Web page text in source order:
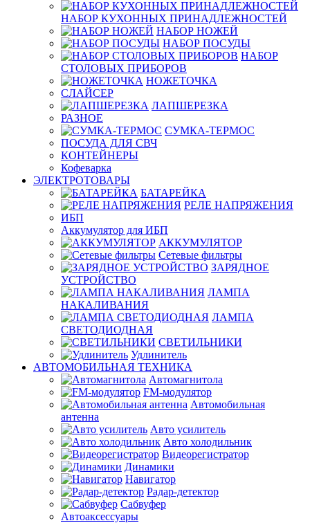
НАБОР КУХОННЫХ ПРИНАДЛЕЖНОСТЕЙ
НАБОР НОЖЕЙ
НАБОР ПОСУДЫ
НАБОР
СТОЛОВЫХ ПРИБОРОВ
НОЖЕТОЧКА
СЛАЙСЕР
ЛАПШЕРЕЗКА
РАЗНОЕ
СУМКА-ТЕРМОС
ПОСУДА ДЛЯ СВЧ
КОНТЕЙНЕРЫ
Кофеварка
ЭЛЕКТРОТОВАРЫ
БАТАРЕЙКА
РЕЛЕ НАПРЯЖЕНИЯ
ИБП
Аккумулятор для ИБП
АККУМУЛЯТОР
Сетевые фильтры
ЗАРЯДНОЕ
УСТРОЙСТВО
ЛАМПА
НАКАЛИВАНИЯ
ЛАМПА
СВЕТОДИОДНАЯ
СВЕТИЛЬНИКИ
Удлинитель
АВТОМОБИЛЬНАЯ ТЕХНИКА
Автомагнитола
FM-модулятор
Автомобильная
антенна
Авто усилитель
Авто холодильник
Видеорегистратор
Динамики
Навигатор
Радар-детектор
Сабвуфер
Автоаксессуары